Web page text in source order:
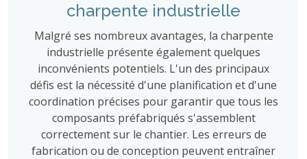
charpente industrielle
Malgré ses nombreux avantages, la charpente
industrielle présente également quelques
inconvénients potentiels. L'un des principaux
défis est la nécessité d'une planification et d'une
coordination précises pour garantir que tous les
composants préfabriqués s'assemblent
correctement sur le chantier. Les erreurs de
fabrication ou de conception peuvent entraîner